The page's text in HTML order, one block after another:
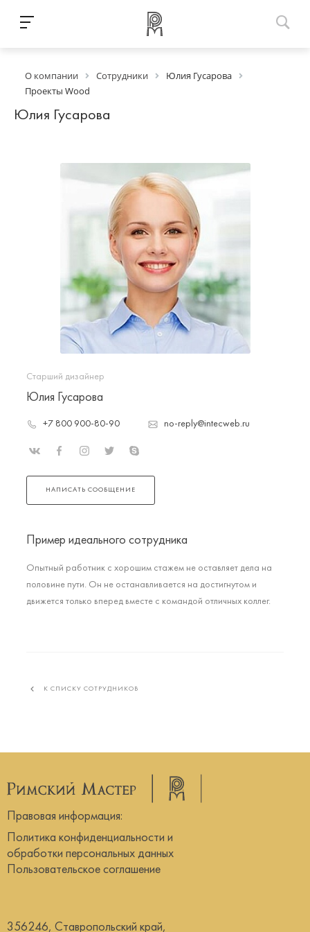
О компании Сотрудники
Юлия Гусарова
Проекты Wood
Юлия Гусарова
Старший дизайнер
Юлия Гусарова
+7 800 900-80-90 no-reply@intecweb.ru
НАПИСАТЬ СООБЩЕНИЕ
Пример идеального сотрудника
Опытный работник с хорошим стажем не оставляет дела на
половине пути. Он не останавливается на достигнутом и
движется только вперед вместе с командой отличных коллег.
К СПИСКУ СОТРУДНИКОВ
Правовая информация:
Политика конфиденциальности и
обработки персональных данных
Пользовательское соглашение
356246, Ставропольский край,